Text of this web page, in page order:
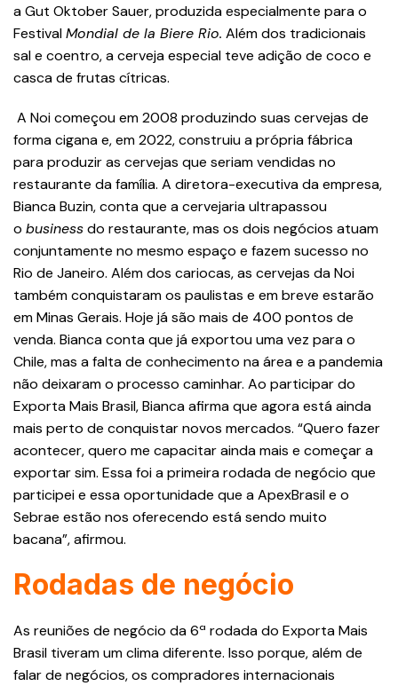
a Gut Oktober Sauer, produzida especialmente para o
FestivalMondial de la Biere Rio. Além dos tradicionais
sal e coentro, a cerveja especial teve adição de coco e
casca de frutas cítricas.
A Noi começou em 2008 produzindo suas cervejas de
forma cigana e, em 2022, construiu a própria fábrica
para produzir as cervejas que seriam vendidas no
restaurante da família. A diretora-executiva da empresa,
Bianca Buzin, conta que a cervejaria ultrapassou
o businessdo restaurante, mas os dois negócios atuam
conjuntamente no mesmo espaço e fazem sucesso no
Rio de Janeiro. Além dos cariocas, as cervejas da Noi
também conquistaram os paulistas e em breve estarão
em Minas Gerais. Hoje já são mais de 400 pontos de
venda. Bianca conta que já exportou uma vez para o
Chile, mas a falta de conhecimento na área e a pandemia
não deixaram o processo caminhar. Ao participar do
Exporta Mais Brasil, Bianca afirma que agora está ainda
mais perto de conquistar novos mercados. “Quero fazer
acontecer, quero me capacitar ainda mais e começar a
exportar sim. Essa foi a primeira rodada de negócio que
participei e essa oportunidade que a ApexBrasil e o
Sebrae estão nos oferecendo está sendo muito
bacana”, afirmou.
Rodadas de negócio
As reuniões de negócio da 6ª rodada do Exporta Mais
Brasil tiveram um clima diferente. Isso porque, além de
falar de negócios, os compradores internacionais